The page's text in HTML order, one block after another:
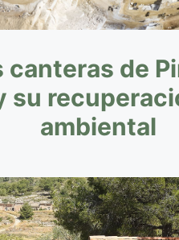
canteras de
su
ambiental